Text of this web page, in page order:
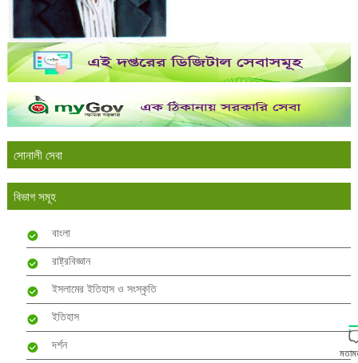
সোনালী সেবা
বিভাগ সমূহ
বাংলা
রাষ্ট্রবিজ্ঞান
ইসলামের ইতিহাস ও সংস্কৃতি
ইতিহাস
দর্শন